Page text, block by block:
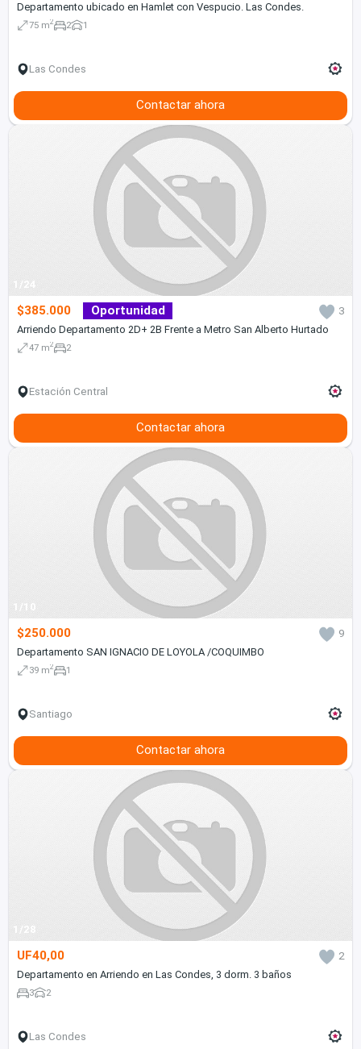
Departamento ubicado en Hamlet con Vespucio. Las Condes.
75 m2 2 1
Las Condes
Contactar ahora
1/24
$385.000 Oportunidad
3
Arriendo Departamento 2D+ 2B Frente a Metro San Alberto Hurtado
47 m2 2
Estación Central
Contactar ahora
1/10
$250.000
9
Departamento SAN IGNACIO DE LOYOLA /COQUIMBO
39 m2 1
Santiago
Contactar ahora
1/28
UF40,00
2
Departamento en Arriendo en Las Condes, 3 dorm. 3 baños
3 2
Las Condes